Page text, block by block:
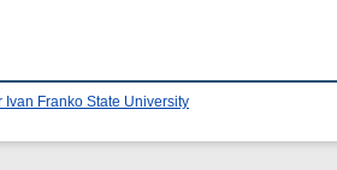
Ivan Franko State University